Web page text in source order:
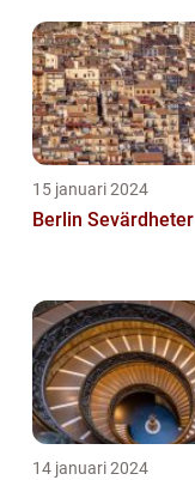
15 januari 2024
Berlin Sevärdheter
14 januari 2024